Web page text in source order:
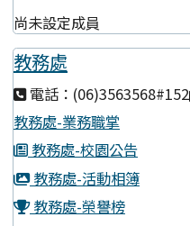
尚未設定成員
教務處
電話：(06)3563568#152
教務處-業務職掌
教務處-校園公告
教務處-活動相簿
教務處-榮譽榜